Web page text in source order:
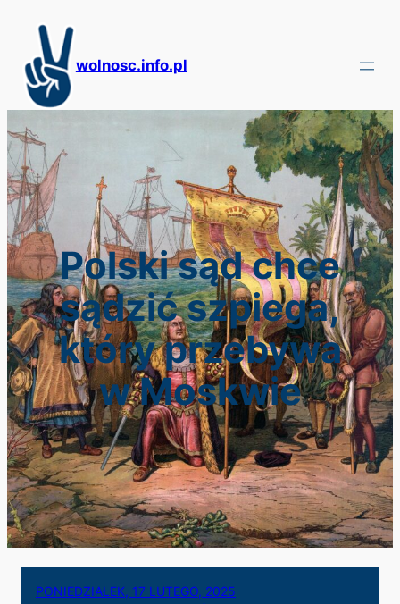
treści
wolnosc.info.pl
Polski sąd chce
sądzić szpiega,
który przebywa
w Moskwie
PONIEDZIAŁEK, 17 LUTEGO, 2025